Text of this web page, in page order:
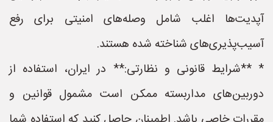
آپدیت‌ها اغلب شامل وصله‌های امنیتی برای رفع
آسیب‌پذیری‌های شناخته شده هستند.
* **شرایط قانونی و نظارتی:** در ایران، استفاده از
دوربین‌های مداربسته ممکن است مشمول قوانین و